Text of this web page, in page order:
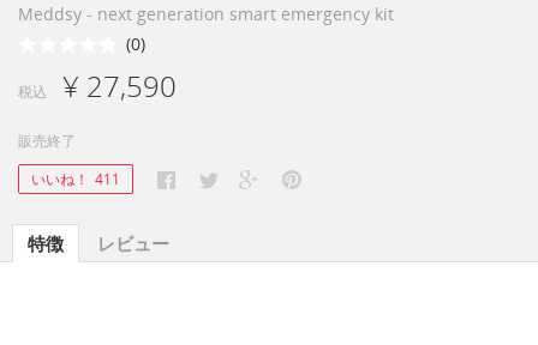
Meddsy - next generation smart emergency kit
(0)
税込 ¥ 27,590
販売終了
いいね！ 411
特徴 レビュー